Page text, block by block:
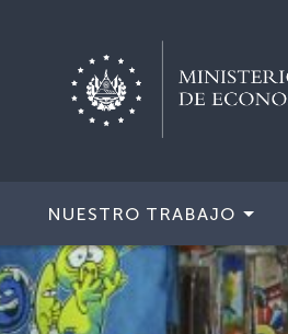
NUESTRO TRABAJO